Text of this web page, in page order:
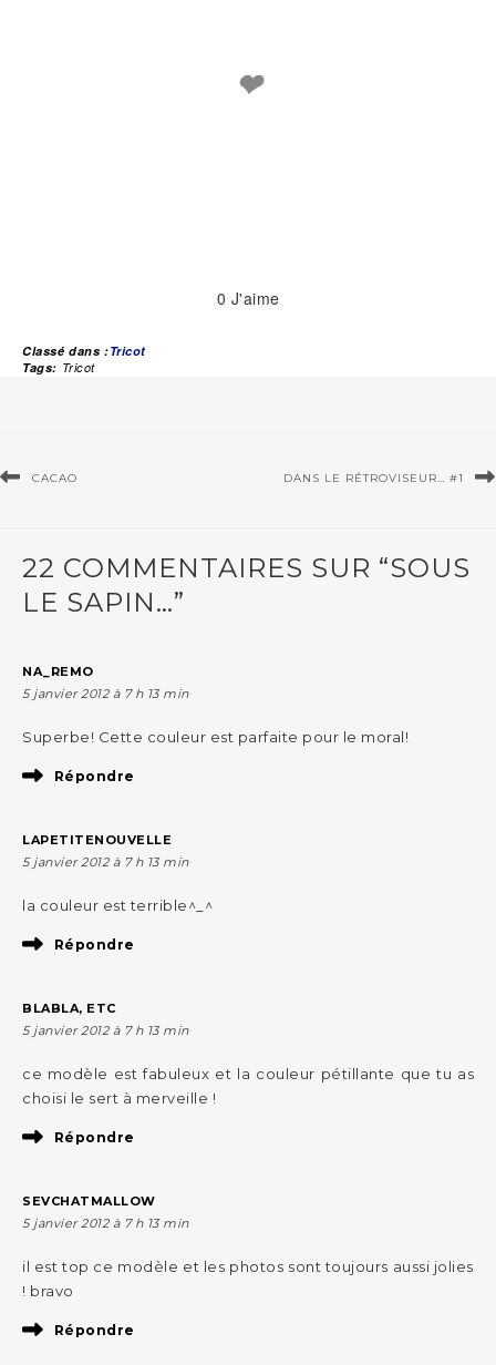
❤
0 J'aime
Classé dans :Tricot
Tags: Tricot
CACAO DANS LE RÉTROVISEUR… #1
22 COMMENTAIRES SUR “SOUS
LE SAPIN…”
NA_REMO
5 janvier 2012 à 7 h 13 min
Superbe! Cette couleur est parfaite pour le moral!
Répondre
LAPETITENOUVELLE
5 janvier 2012 à 7 h 13 min
la couleur est terrible^_^
Répondre
BLABLA, ETC
5 janvier 2012 à 7 h 13 min
ce modèle est fabuleux et la couleur pétillante que tu as
choisi le sert à merveille !
Répondre
SEVCHATMALLOW
5 janvier 2012 à 7 h 13 min
il est top ce modèle et les photos sont toujours aussi jolies
! bravo
Répondre